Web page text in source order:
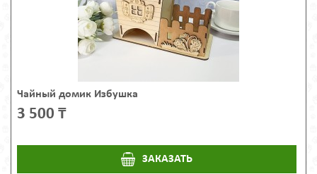
Чайный домик Избушка
3 500 ₸
ЗАКАЗАТЬ